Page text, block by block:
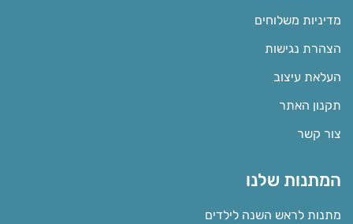
מדיניות משלוחים
הצהרת נגישות
העלאת עיצוב
תקנון האתר
צור קשר
המתנות שלנו
מתנות לראש השנה לילדים